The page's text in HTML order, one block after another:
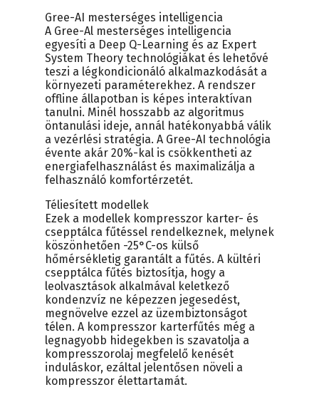
Gree-AI mesterséges intelligencia
A Gree-Al mesterséges intelligencia
egyesíti a Deep Q-Learning és az Expert
System Theory technológiákat és lehetővé
teszi a légkondicionáló alkalmazkodását a
környezeti paraméterekhez. A rendszer
offline állapotban is képes interaktívan
tanulni. Minél hosszabb az algoritmus
öntanulási ideje, annál hatékonyabbá válik
a vezérlési stratégia. A Gree-AI technológia
évente akár 20%-kal is csökkentheti az
energiafelhasználást és maximalizálja a
felhasználó komfortérzetét.
Téliesített modellek
Ezek a modellek kompresszor karter- és
csepptálca fűtéssel rendelkeznek, melynek
köszönhetően -25°C-os külső
hőmérsékletig garantált a fűtés. A kültéri
csepptálca fűtés biztosítja, hogy a
leolvasztások alkalmával keletkező
kondenzvíz ne képezzen jegesedést,
megnövelve ezzel az üzembiztonságot
télen. A kompresszor karterfűtés még a
legnagyobb hidegekben is szavatolja a
kompresszorolaj megfelelő kenését
induláskor, ezáltal jelentősen növeli a
kompresszor élettartamát.